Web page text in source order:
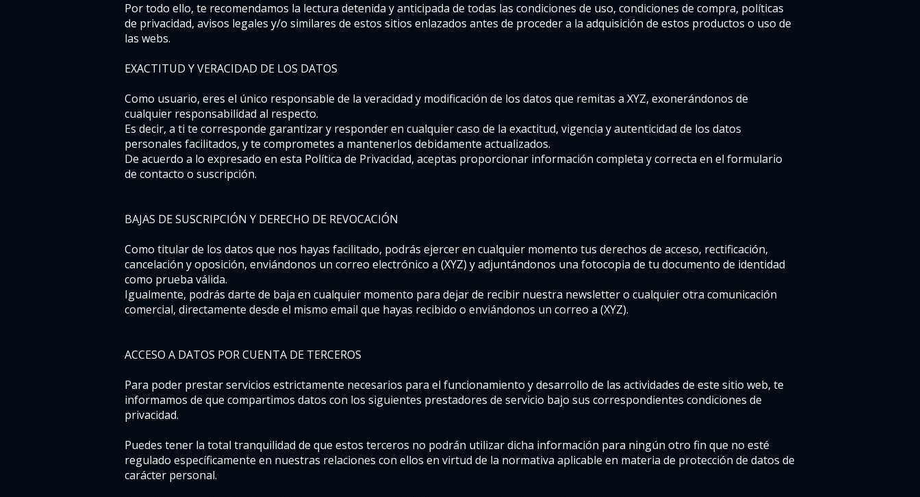
Por todo ello, te recomendamos la lectura detenida y anticipada de todas las condiciones de uso, condiciones de compra, políticas
de privacidad, avisos legales y/o similares de estos sitios enlazados antes de proceder a la adquisición de estos productos o uso de
las webs.
EXACTITUD Y VERACIDAD DE LOS DATOS
Como usuario, eres el único responsable de la veracidad y modificación de los datos que remitas a XYZ, exonerándonos de
cualquier responsabilidad al respecto.
Es decir, a ti te corresponde garantizar y responder en cualquier caso de la exactitud, vigencia y autenticidad de los datos
personales facilitados, y te comprometes a mantenerlos debidamente actualizados.
De acuerdo a lo expresado en esta Política de Privacidad, aceptas proporcionar información completa y correcta en el formulario
de contacto o suscripción.
BAJAS DE SUSCRIPCIÓN Y DERECHO DE REVOCACIÓN
Como titular de los datos que nos hayas facilitado, podrás ejercer en cualquier momento tus derechos de acceso, rectificación,
cancelación y oposición, enviándonos un correo electrónico a (XYZ) y adjuntándonos una fotocopia de tu documento de identidad
como prueba válida.
Igualmente, podrás darte de baja en cualquier momento para dejar de recibir nuestra newsletter o cualquier otra comunicación
comercial, directamente desde el mismo email que hayas recibido o enviándonos un correo a (XYZ).
ACCESO A DATOS POR CUENTA DE TERCEROS
Para poder prestar servicios estrictamente necesarios para el funcionamiento y desarrollo de las actividades de este sitio web, te
informamos de que compartimos datos con los siguientes prestadores de servicio bajo sus correspondientes condiciones de
privacidad.
Puedes tener la total tranquilidad de que estos terceros no podrán utilizar dicha información para ningún otro fin que no esté
regulado específicamente en nuestras relaciones con ellos en virtud de la normativa aplicable en materia de protección de datos de
carácter personal.